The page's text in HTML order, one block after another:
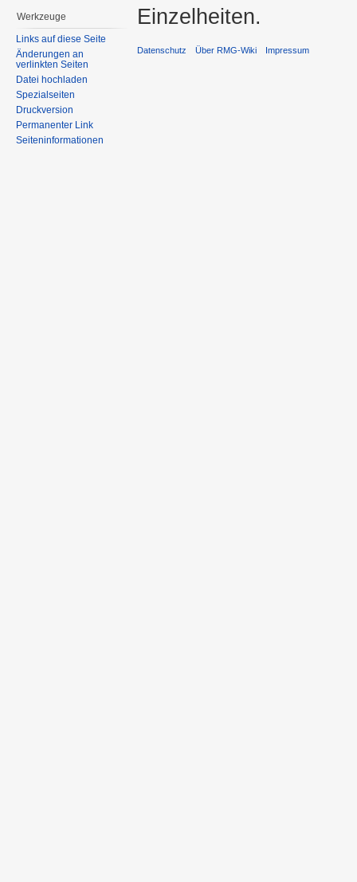
Werkzeuge
Links auf diese Seite
Änderungen an
verlinkten Seiten
Datei hochladen
Spezialseiten
Druckversion
Permanenter Link
Seiteninformationen
Einzelheiten.
Datenschutz Über RMG-Wiki Impressum